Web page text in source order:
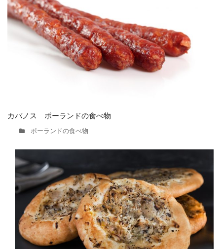
カバノス ポーランドの食べ物
ポーランドの食べ物